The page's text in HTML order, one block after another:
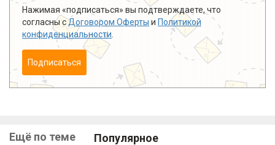
Нажимая «подписаться» вы подтверждаете, что
согласны сДоговором Оферты и Политикой
конфиденциальности
Подписаться
Ещё по теме Популярное